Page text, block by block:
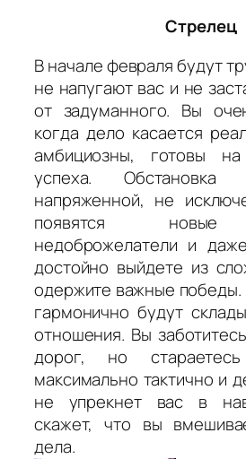
Стрелец
В начале февраля будут
не напугают вас и не
от задуманного. Вы
когда дело касается
амбициозны, готовы
успеха.
напряженной, не
появятся новые
недоброжелатели и
достойно выйдете из
одержите важные победы.
гармонично будут
отношения. Вы
дорог, но
максимально тактично и
не упрекнет вас в
скажет, что вы
дела.